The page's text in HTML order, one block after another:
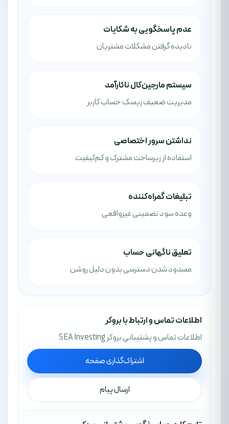
عدم پاسخگویی به شکایات
نادیده گرفتن مشکلات مشتریان
سیستم مارجین‌کال ناکارآمد
مدیریت ضعیف ریسک حساب کاربر
نداشتن سرور اختصاصی
استفاده از زیرساخت مشترک و کم‌کیفیت
تبلیغات گمراه‌کننده
وعده سود تضمینی غیرواقعی
تعلیق ناگهانی حساب
مسدود شدن دسترسی بدون دلیل روشن
اطلاعات تماس و ارتباط با بروکر
اطلاعات تماس و پشتيباني بروکر SEA Investing
اشتراک‌گذاری صفحه
ارسال پیام